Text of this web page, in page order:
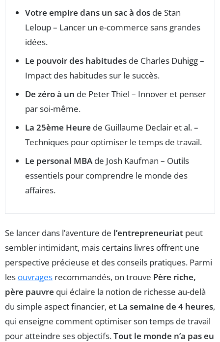
Votre empire dans un sac à dos de Stan
Leloup – Lancer un e-commerce sans grandes
idées.
Le pouvoir des habitudes de Charles Duhigg –
Impact des habitudes sur le succès.
De zéro à un de Peter Thiel – Innover et penser
par soi-même.
La 25ème Heure de Guillaume Declair et al. –
Techniques pour optimiser le temps de travail.
Le personal MBA de Josh Kaufman – Outils
essentiels pour comprendre le monde des
affaires.
Se lancer dans l’aventure de l’entrepreneuriat peut
sembler intimidant, mais certains livres offrent une
perspective précieuse et des conseils pratiques. Parmi
les ouvrages recommandés, on trouve Père riche,
père pauvre qui éclaire la notion de richesse au-delà
du simple aspect financier, et La semaine de 4 heures,
qui enseigne comment optimiser son temps de travail
pour atteindre ses objectifs.Tout le monde n’a pas eu